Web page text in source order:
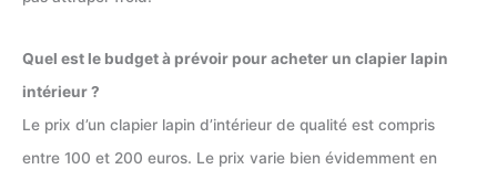
Quel est le budget à prévoir pour acheter un clapier lapin
intérieur ?
Le prix d’un clapier lapin d’intérieur de qualité est compris
entre 100 et 200 euros. Le prix varie bien évidemment en